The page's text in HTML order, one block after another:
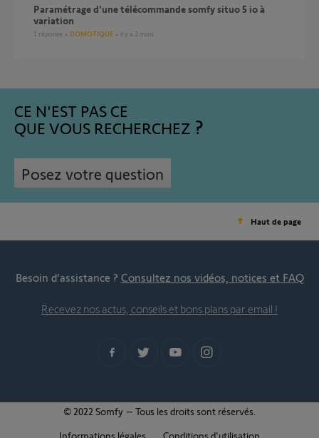
Paramétrage d'une télécommande somfy situo 5 io à
variation
1 réponse DOMOTIQUE il y a 2 mois
CE N'EST PAS CE
QUE VOUS RECHERCHEZ
Posez votre question
Haut de page
Besoin d’assistance ? Consultez nos vidéos, notices et FAQ
Recevez nos actus, conseils et bons plans par email !
© 2022 Somfy – Tous les droits sont réservés.
Informations légales
Conditions d'utilisation